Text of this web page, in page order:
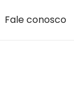
Fale conosco